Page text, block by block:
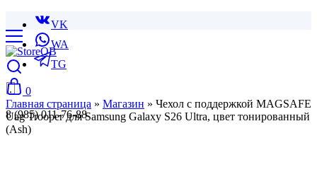
VK
WA
TG
8 (985) 011-76-88
0
Главная страница » Магазин » Чехол с поддержкой MAGSAFE
Uag Trooper для Samsung Galaxy S26 Ultra, цвет тонированный
(Ash)